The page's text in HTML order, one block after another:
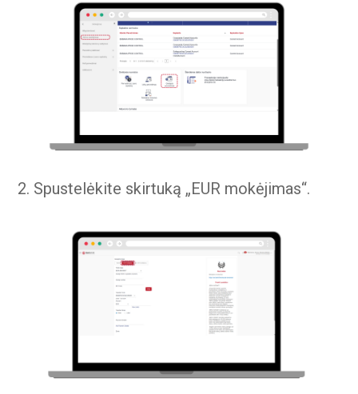
2. Spustelėkite skirtuką „EUR mokėjimas“.